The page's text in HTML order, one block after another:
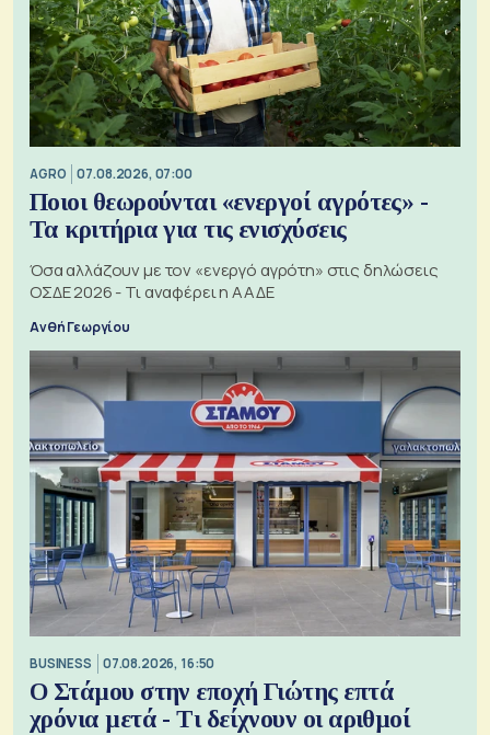
AGRO 07.08.2026, 07:00
Ποιοι θεωρούνται «ενεργοί αγρότες» -
Τα κριτήρια για τις ενισχύσεις
Όσα αλλάζουν με τον «ενεργό αγρότη» στις δηλώσεις
ΟΣΔΕ 2026 - Τι αναφέρει η ΑΑΔΕ
Ανθή Γεωργίου
BUSINESS 07.08.2026, 16:50
Ο Στάμου στην εποχή Γιώτης επτά
χρόνια μετά - Τι δείχνουν οι αριθμοί